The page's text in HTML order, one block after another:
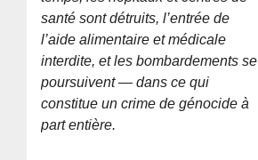
santé sont détruits, l’entrée de
l’aide alimentaire et médicale
interdite, et les bombardements se
poursuivent — dans ce qui
constitue un crime de génocide à
part entière.